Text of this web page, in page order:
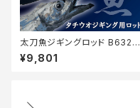
太刀魚ジギングロッド B632M
H+マットブルー
¥9,801